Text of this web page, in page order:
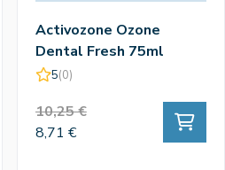
Activozone Ozone
Dental Fresh 75ml
5(0)
10,25 €
8,71 €